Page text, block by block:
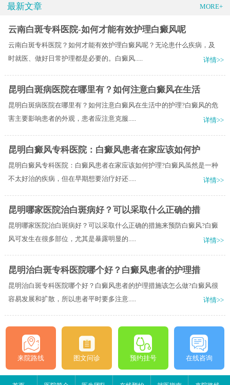
最新文章 MORE+
云南白斑专科医院-如何才能有效护理白癜风呢
云南白斑专科医院？如何才能有效护理白癜风呢？无论患什么疾病，及
时就医、做好日常护理都是必要的。白癜风.....
详情>>
昆明白斑病医院在哪里有？如何注意白癜风在生活
昆明白斑病医院在哪里有？如何注意白癜风在生活中的护理?白癜风的危
害主要影响患者的外观，患者应注意克服.....
详情>>
昆明白癜风专科医院：白癜风患者在家应该如何护
昆明白癜风专科医院：白癜风患者在家应该如何护理?白癜风虽然是一种
不太好治的疾病，但在早期想要治疗好还.....
详情>>
昆明哪家医院治白斑病好？可以采取什么正确的措
昆明哪家医院治白斑病好？可以采取什么正确的措施来预防白癜风?白癜
风可发生在很多部位，尤其是暴露明显的.....
详情>>
昆明治白斑专科医院哪个好？白癜风患者的护理措
昆明治白斑专科医院哪个好？白癜风患者的护理措施该怎么做?白癜风很
容易发展和扩散，所以患者平时要多注意.....
详情>>
来院路线 图文问诊 预约挂号 在线咨询